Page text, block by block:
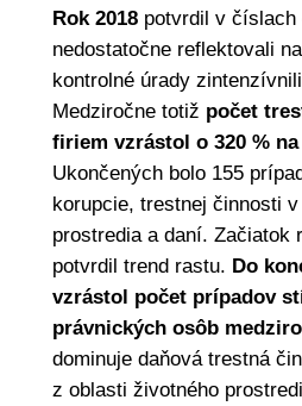
Rok 2018potvrdil v číslach
nedostatočne reflektovali
kontrolné úrady
Medziročne totiž počet
firiem vzrástol o 320 %
Ukončených bolo 155
korupcie, trestnej činnosti
prostredia a daní. Začiatok
potvrdil trend rastu. Do
vzrástol počet prípadov
právnických osôb
dominuje daňová trestná
z oblasti životného